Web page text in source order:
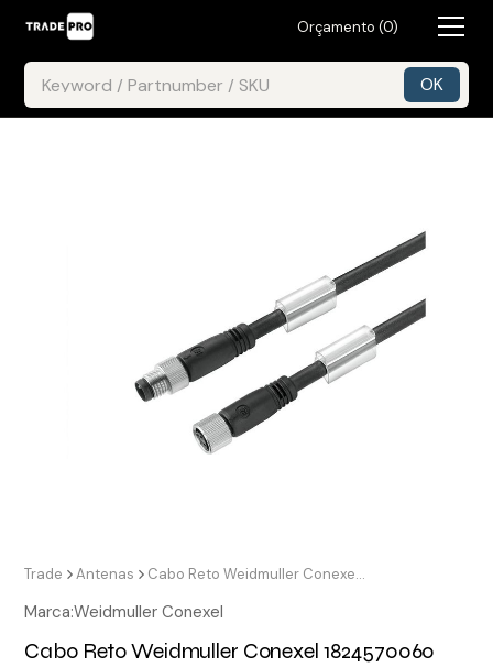
Orçamento (0)
Trade Antenas Cabo Reto Weidmuller Conexel 1824570060
Marca:Weidmuller Conexel
Cabo Reto Weidmuller Conexel 1824570060